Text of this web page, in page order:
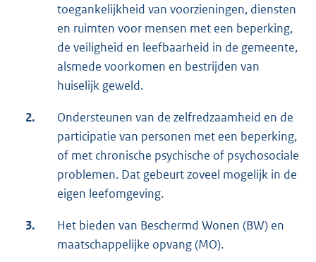
toegankelijkheid van voorzieningen, diensten
en ruimten voor mensen met een beperking,
de veiligheid en leefbaarheid in de gemeente,
alsmede voorkomen en bestrijden van
huiselijk geweld.
2.
Ondersteunen van de zelfredzaamheid en de
participatie van personen met een beperking,
of met chronische psychische of psychosociale
problemen. Dat gebeurt zoveel mogelijk in de
eigen leefomgeving.
3.
Het bieden van Beschermd Wonen (BW) en
maatschappelijke opvang (MO).